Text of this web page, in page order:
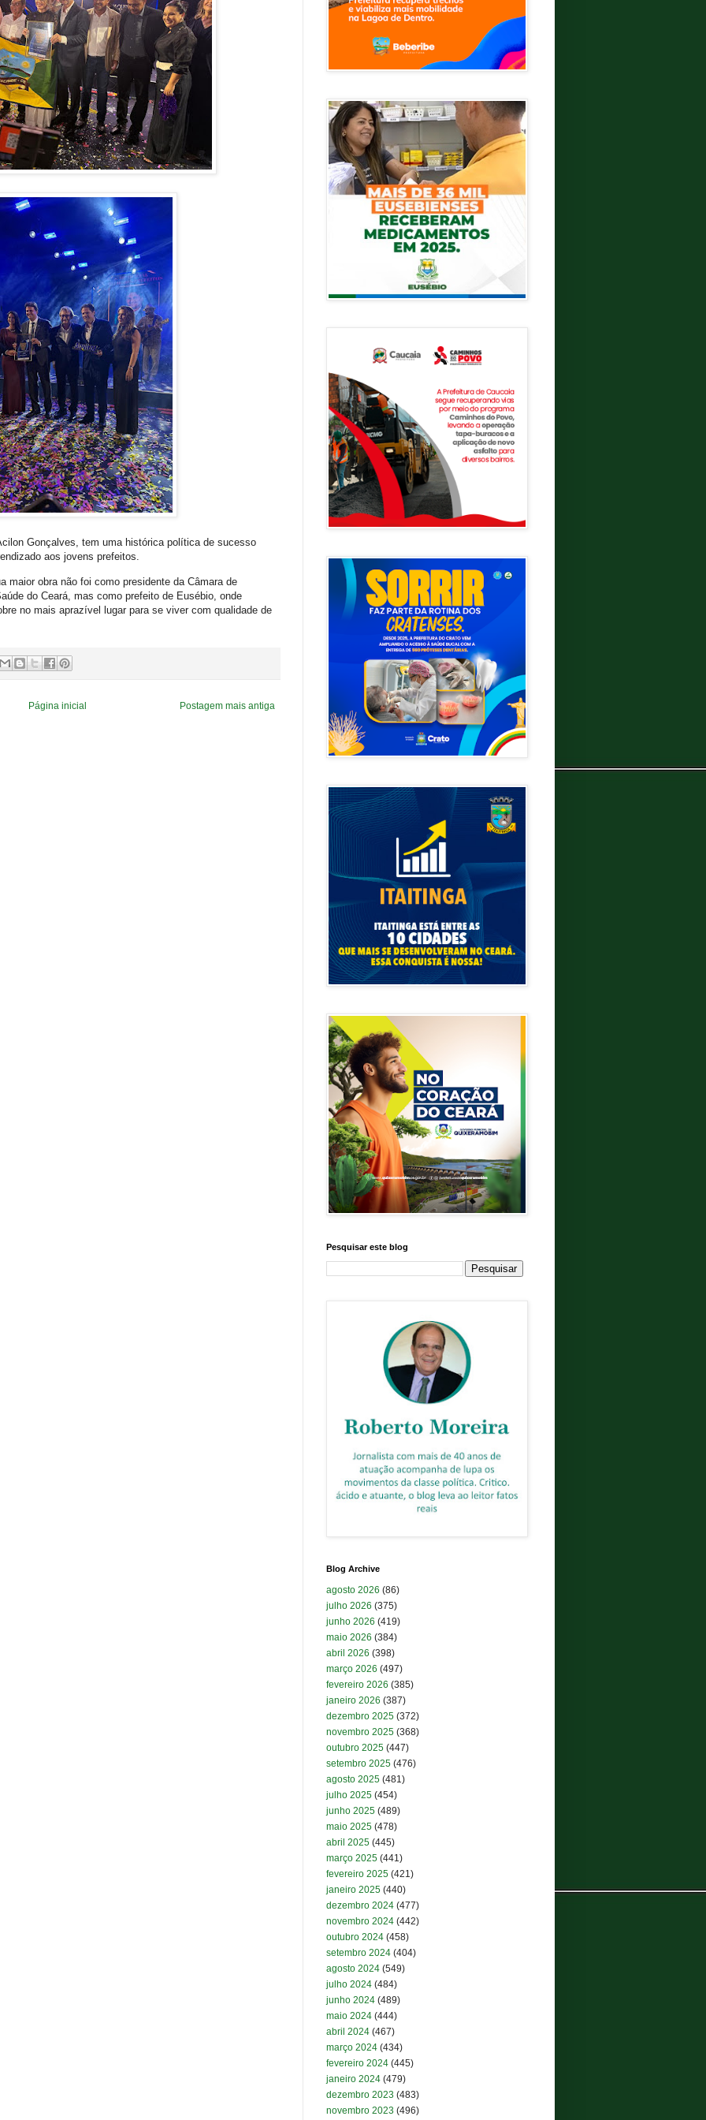
Gonçalves, tem uma histórica política de sucesso
aos jovens prefeitos.
maior obra não foi como presidente da Câmara de
do Ceará, mas como prefeito de Eusébio, onde
no mais aprazível lugar para se viver com qualidade de
Postagem mais antiga
Página inicial
Pesquisar este blog
Blog Archive
agosto 2026 (86)
julho 2026 (375)
junho 2026 (419)
maio 2026 (384)
abril 2026 (398)
março 2026 (497)
fevereiro 2026 (385)
janeiro 2026 (387)
dezembro 2025 (372)
novembro 2025 (368)
outubro 2025 (447)
setembro 2025 (476)
agosto 2025 (481)
julho 2025 (454)
junho 2025 (489)
maio 2025 (478)
abril 2025 (445)
março 2025 (441)
fevereiro 2025 (421)
janeiro 2025 (440)
dezembro 2024 (477)
novembro 2024 (442)
outubro 2024 (458)
setembro 2024 (404)
agosto 2024 (549)
julho 2024 (484)
junho 2024 (489)
maio 2024 (444)
abril 2024 (467)
março 2024 (434)
fevereiro 2024 (445)
janeiro 2024 (479)
dezembro 2023 (483)
novembro 2023 (496)